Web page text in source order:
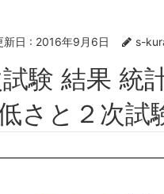
新日 : 2016年9月6日 s-
さと２次試